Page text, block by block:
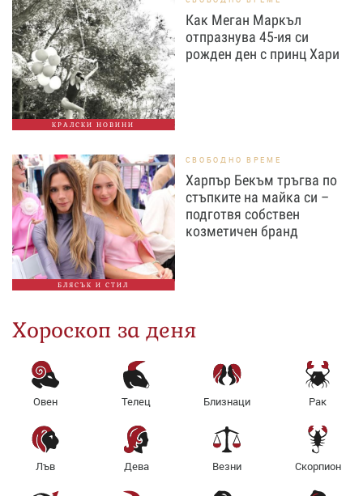
КРАЛСКИ НОВИНИ
Как Меган Маркъл
отпразнува 45-ия си
рожден ден с принц Хари
БЛЯСЪК И СТИЛ
СВОБОДНО ВРЕМЕ
Харпър Бекъм тръгва по
стъпките на майка си –
подготвя собствен
козметичен бранд
Хороскоп за деня
Овен Телец Близнаци Рак
Лъв Дева Везни Скорпион